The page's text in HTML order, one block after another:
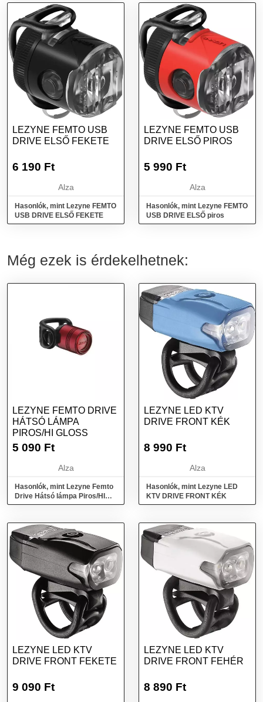
LEZYNE FEMTO USB
DRIVE ELSŐ FEKETE
6 190 Ft
Alza
Hasonlók, mint Lezyne FEMTO
USB DRIVE ELSŐ FEKETE
LEZYNE FEMTO USB
DRIVE ELSŐ PIROS
5 990 Ft
Alza
Hasonlók, mint Lezyne FEMTO
USB DRIVE ELSŐ piros
Még ezek is érdekelhetnek:
LEZYNE FEMTO DRIVE
HÁTSÓ LÁMPA
PIROS/HI GLOSS
5 090 Ft
Alza
Hasonlók, mint Lezyne Femto
Drive Hátsó lámpa Piros/HI
Gloss
LEZYNE LED KTV
DRIVE FRONT KÉK
8 990 Ft
Alza
Hasonlók, mint Lezyne LED
KTV DRIVE FRONT KÉK
LEZYNE LED KTV
DRIVE FRONT FEKETE
9 090 Ft
LEZYNE LED KTV
DRIVE FRONT FEHÉR
8 890 Ft